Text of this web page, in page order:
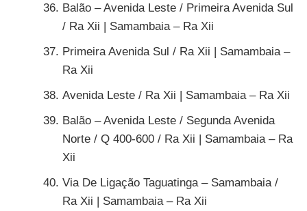
Balão – Avenida Leste / Primeira Avenida Sul
/ Ra Xii | Samambaia – Ra Xii
Primeira Avenida Sul / Ra Xii | Samambaia –
Ra Xii
Avenida Leste / Ra Xii | Samambaia – Ra Xii
Balão – Avenida Leste / Segunda Avenida
Norte / Q 400-600 / Ra Xii | Samambaia – Ra
Xii
Via De Ligação Taguatinga – Samambaia /
Ra Xii | Samambaia – Ra Xii